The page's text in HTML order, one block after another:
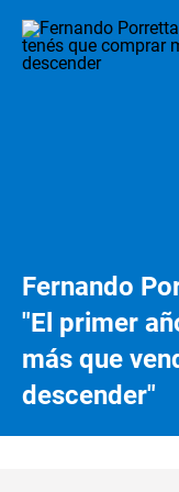
Fernando
"El primer
más que
descender"